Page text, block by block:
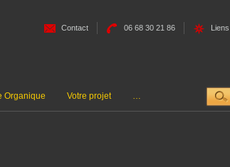
Contact 06 68 30 21 86 Liens
Organique Votre projet …